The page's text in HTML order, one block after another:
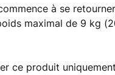
à se
maximal de 9 kg
ce produit